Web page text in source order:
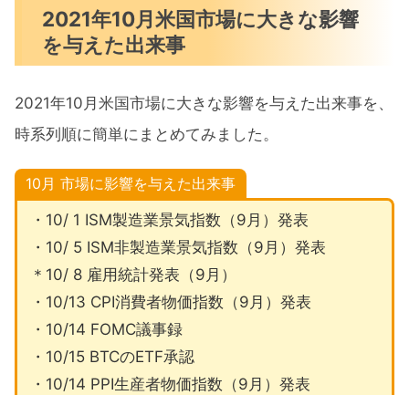
2021年10月米国市場に大きな影響
を与えた出来事
2021年10月米国市場に大きな影響を与えた出来事を、
時系列順に簡単にまとめてみました。
10月市場に影響を与えた出来事
・10/ 1 ISM製造業景気指数（9月）発表
・10/ 5 ISM非製造業景気指数（9月）発表
＊10/ 8 雇用統計発表（9月）
・10/13 CPI消費者物価指数（9月）発表
・10/14 FOMC議事録
・10/15 BTCのETF承認
・10/14 PPI生産者物価指数（9月）発表